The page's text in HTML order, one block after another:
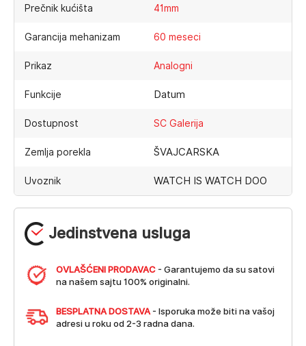
Jedinstvena usluga
OVLAŠĆENI PRODAVAC - Garantujemo da su satovi
na našem sajtu 100% originalni.
BESPLATNA DOSTAVA - Isporuka može biti na vašoj
adresi u roku od 2-3 radna dana.
Prečnik kućišta 41mm
Garancija mehanizam 60 meseci
Prikaz Analogni
Funkcije Datum
Dostupnost SC Galerija
Zemlja porekla ŠVAJCARSKA
Uvoznik WATCH IS WATCH DOO